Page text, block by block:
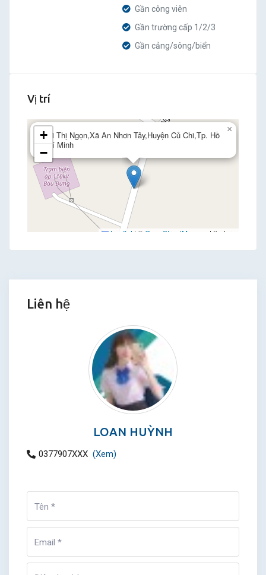
Gần công viên
Gần trường cấp 1/2/3
Gần cảng/sông/biển
Vị trí
Bùi Thị Ngọn,Xã An Nhơn Tây,Huyện Củ Chi,Tp. Hồ
Chí Minh
×
+
−
Leaflet | © OpenStreetMap contributors
Liên hệ
LOAN HUỲNH
0377907XXX (Xem)